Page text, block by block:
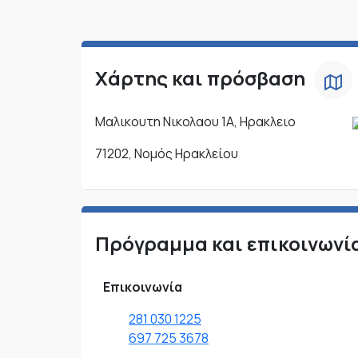
Χάρτης και πρόσβαση
Μαλικουτη Νικολαου 1Α, Ηρακλειο
71202, Νομός Ηρακλείου
Πρόγραμμα και
Επικοινωνία
281 030 1225
697 725 3678